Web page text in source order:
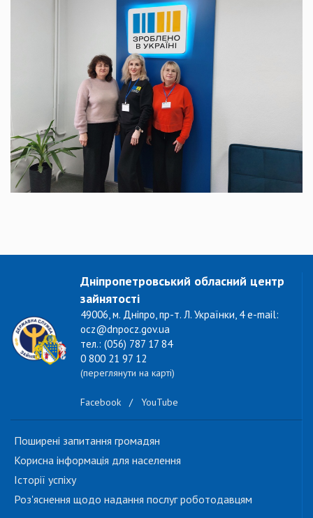
Дніпропетровський обласний центр
зайнятості
49006, м. Дніпро, пр-т. Л. Українки, 4 e-mail:
ocz@dnpocz.gov.ua
тел.: (056) 787 17 84
0 800 21 97 12
(переглянути на карті)
Facebook / YouTube
Поширені запитання громадян
Корисна інформація для населення
Історії успіху
Роз'яснення щодо надання послуг роботодавцям